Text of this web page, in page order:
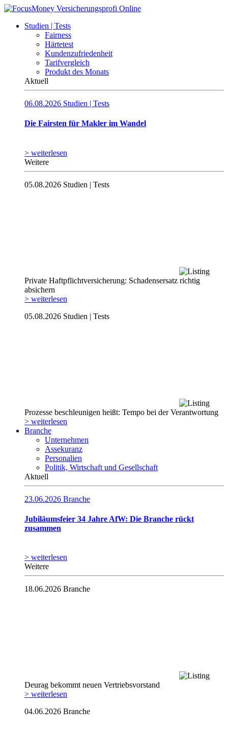
Studien | Tests
Fairness
Härtetest
Kundenzufriedenheit
Tarifvergleich
Produkt des Monats
Aktuell
06.08.2026 Studien | Tests
Die Fairsten für Makler im Wandel
> weiterlesen
Weitere
05.08.2026 Studien | Tests
Private Haftpflicht­versicherung: Schadensersatz richtig
absichern
> weiterlesen
05.08.2026 Studien | Tests
Prozesse beschleunigen heißt: Tempo bei der Verantwortung
> weiterlesen
Branche
Unternehmen
Assekuranz
Personalien
Politik, Wirtschaft und Gesellschaft
Aktuell
23.06.2026 Branche
Jubiläumsfeier 34 Jahre AfW: Die Branche rückt
zusammen
> weiterlesen
Weitere
18.06.2026 Branche
Deurag bekommt neuen Vertriebsvorstand
> weiterlesen
04.06.2026 Branche